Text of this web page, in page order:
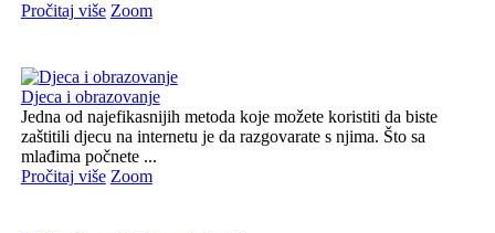
Pročitaj više Zoom
Djeca i obrazovanje
Jedna od najefikasnijih metoda koje možete koristiti da biste
zaštitili djecu na internetu je da razgovarate s njima. Što sa
mlađima počnete ...
Pročitaj više Zoom